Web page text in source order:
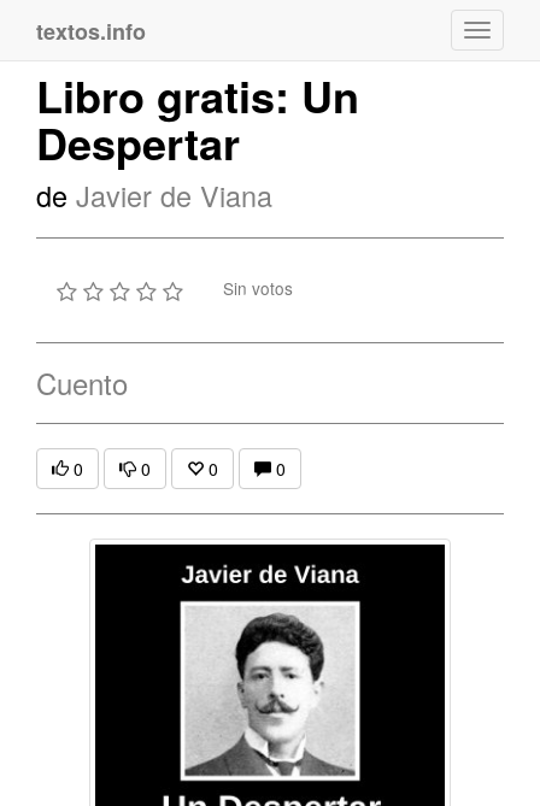
textos.info
Libro gratis: Un
Despertar
de Javier de Viana
Sin votos
Cuento
0 0 0 0